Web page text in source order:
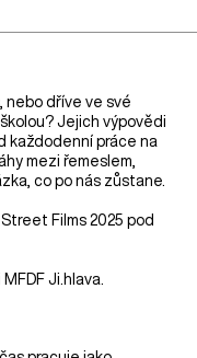
nebo dříve ve své
Jejich výpovědi
každodenní práce na
mezi řemeslem,
co po nás zůstane.
Films 2025 pod
Ji.hlava.